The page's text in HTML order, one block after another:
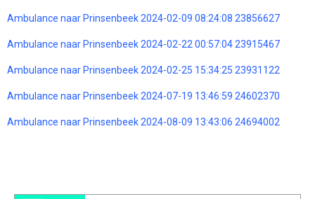
Ambulance naar Prinsenbeek 2024-02-09 08:24:08 23856627
Ambulance naar Prinsenbeek 2024-02-22 00:57:04 23915467
Ambulance naar Prinsenbeek 2024-02-25 15:34:25 23931122
Ambulance naar Prinsenbeek 2024-07-19 13:46:59 24602370
Ambulance naar Prinsenbeek 2024-08-09 13:43:06 24694002